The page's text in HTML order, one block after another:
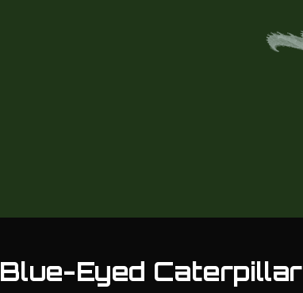
Blue-Eyed Caterpillar